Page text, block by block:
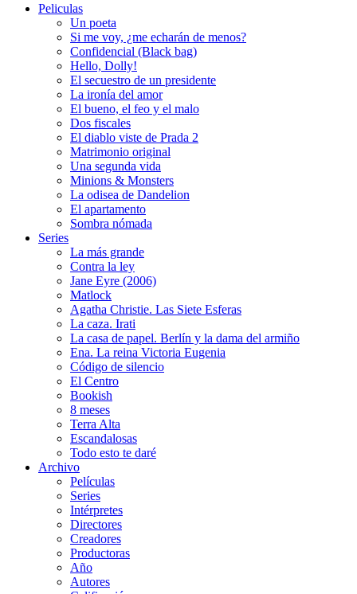
Peliculas
Un poeta
Si me voy, ¿me echarán de menos?
Confidencial (Black bag)
Hello, Dolly!
El secuestro de un presidente
La ironía del amor
El bueno, el feo y el malo
Dos fiscales
El diablo viste de Prada 2
Matrimonio original
Una segunda vida
Minions & Monsters
La odisea de Dandelion
El apartamento
Sombra nómada
Series
La más grande
Contra la ley
Jane Eyre (2006)
Matlock
Agatha Christie. Las Siete Esferas
La caza. Irati
La casa de papel. Berlín y la dama del armiño
Ena. La reina Victoria Eugenia
Código de silencio
El Centro
Bookish
8 meses
Terra Alta
Escandalosas
Todo esto te daré
Archivo
Películas
Series
Intérpretes
Directores
Creadores
Productoras
Año
Autores